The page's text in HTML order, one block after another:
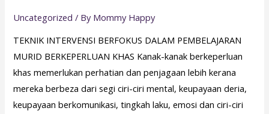
Uncategorized / By Mommy Happy
TEKNIK INTERVENSI BERFOKUS DALAM PEMBELAJARAN
MURID BERKEPERLUAN KHAS Kanak-kanak berkeperluan
khas memerlukan perhatian dan penjagaan lebih kerana
mereka berbeza dari segi ciri-ciri mental, keupayaan deria,
keupayaan berkomunikasi, tingkah laku, emosi dan ciri-ciri